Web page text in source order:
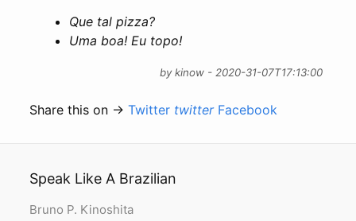
Que tal pizza?
Uma boa! Eu topo!
by kinow - 2020-31-07T17:13:00
Share this on →Twitter twitter Facebook
Speak Like A Brazilian
Bruno P. Kinoshita